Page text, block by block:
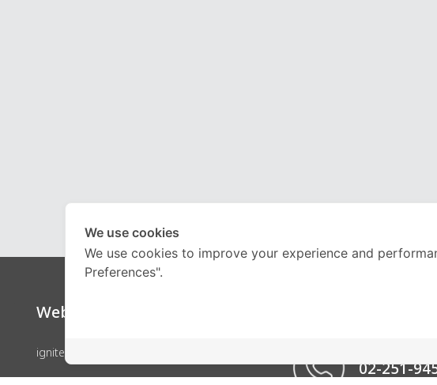
Website
ignite by OnDemand
02-251-
We use cookies
We use cookies to improve your experience and
Preferences".